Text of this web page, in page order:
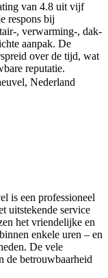
van 4.8 uit vijf
respons bij
, verwarming-, dak-
aanpak. De
over de tijd, wat
reputatie.
Nederland
is een professioneel
uitstekende service
het vriendelijke en
enkele uren – en
De vele
de betrouwbaarheid